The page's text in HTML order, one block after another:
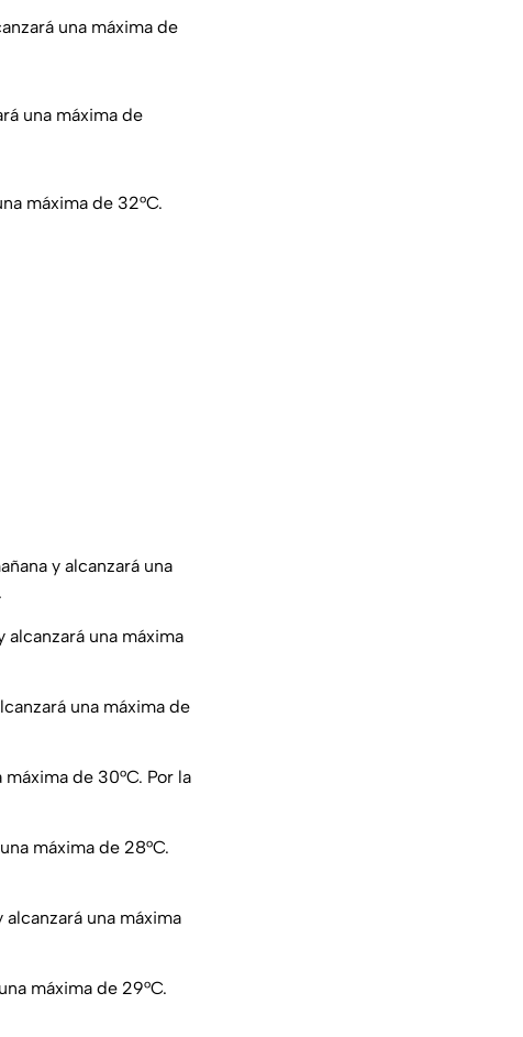
una máxima de
una máxima de
máxima de 32°C.
y alcanzará una
alcanzará una máxima
una máxima de
de 30°C. Por la
máxima de 28°C.
una máxima
máxima de 29°C.